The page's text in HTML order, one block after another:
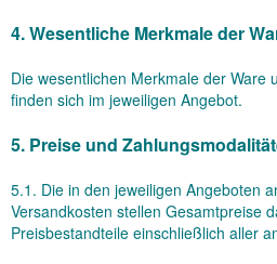
4. Wesentliche Merkmale der
Die wesentlichen Merkmale der Ware
finden sich im jeweiligen Angebot.
5. Preise und
5.1. Die in den jeweiligen Angeboten
Versandkosten stellen Gesamtpreise
Preisbestandteile einschließlich aller